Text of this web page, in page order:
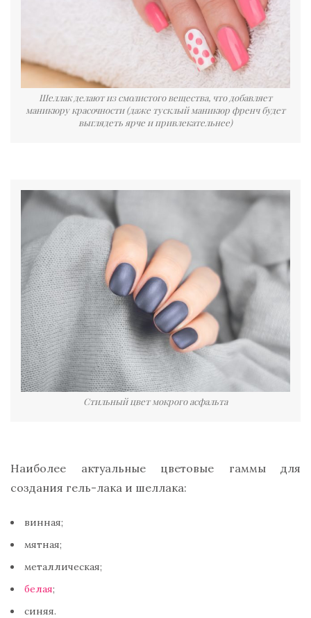
Шеллак делают из смолистого вещества, что добавляет
маникюру красочности (даже тусклый маникюр френч будет
выглядеть ярче и привлекательнее)
Стильный цвет мокрого асфальта
Наиболее актуальные цветовые гаммы для
создания гель-лака и шеллака:
винная;
мятная;
металлическая;
белая;
синяя.